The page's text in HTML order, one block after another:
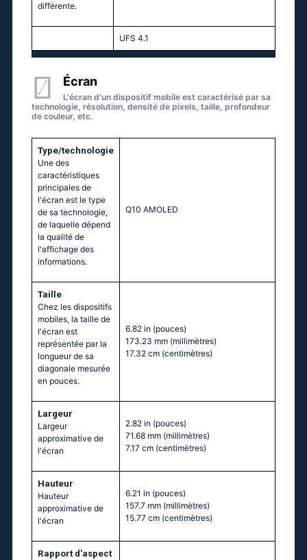
différente.
UFS 4.1
Écran
L'écran d'un dispositif mobile est caractérisé par sa
technologie, résolution, densité de pixels, taille, profondeur
de couleur, etc.
Type/technologie
Une des
caractéristiques
principales de
l'écran est le type
de sa technologie,
de laquelle dépend
la qualité de
l'affichage des
informations.
Q10 AMOLED
Taille
Chez les dispositifs
mobiles, la taille de
l'écran est
représentée par la
longueur de sa
diagonale mesurée
en pouces.
6.82 in (pouces)
173.23 mm (millimètres)
17.32 cm (centimètres)
Largeur
Largeur
approximative de
l'écran
2.82 in (pouces)
71.68 mm (millimètres)
7.17 cm (centimètres)
Hauteur
Hauteur
approximative de
l'écran
6.21 in (pouces)
157.7 mm (millimètres)
15.77 cm (centimètres)
Rapport d'aspect